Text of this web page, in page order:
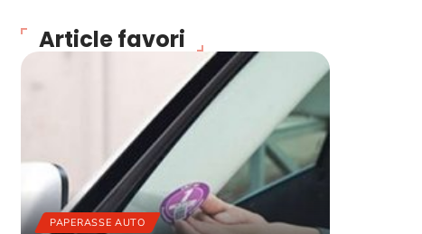
Article favori
PAPERASSE AUTO